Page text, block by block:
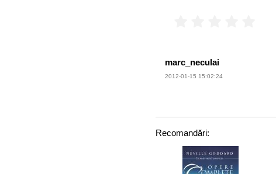
marc_neculai
2012-01-15 15:02:24
Recomandări: